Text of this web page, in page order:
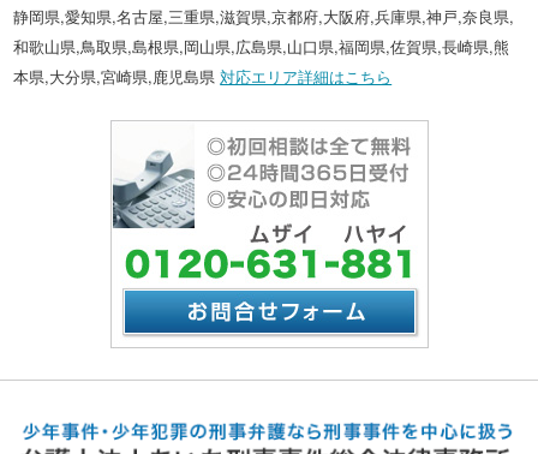
静岡県,愛知県,名古屋,三重県,滋賀県,京都府,大阪府,兵庫県,神戸,奈良県,
和歌山県,鳥取県,島根県,岡山県,広島県,山口県,福岡県,佐賀県,長崎県,熊
本県,大分県,宮崎県,鹿児島県対応エリア詳細はこちら